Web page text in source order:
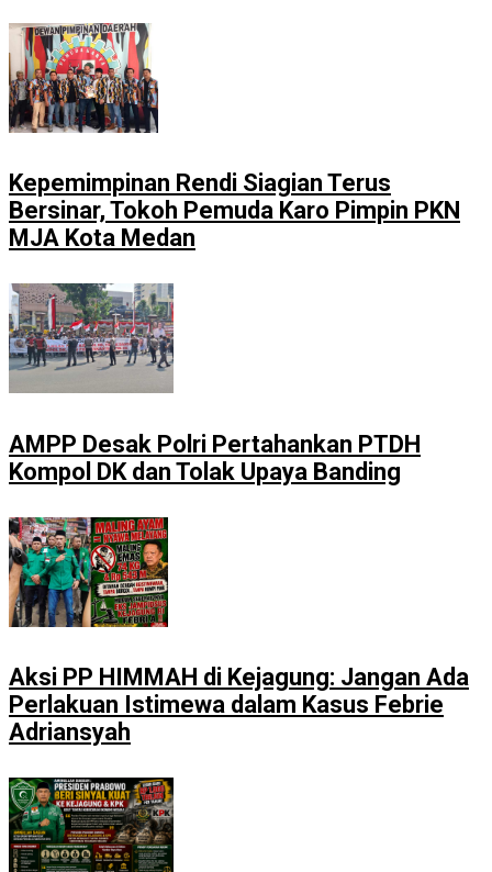
Kepemimpinan Rendi Siagian Terus
Bersinar, Tokoh Pemuda Karo Pimpin PKN
MJA Kota Medan
AMPP Desak Polri Pertahankan PTDH
Kompol DK dan Tolak Upaya Banding
Aksi PP HIMMAH di Kejagung: Jangan Ada
Perlakuan Istimewa dalam Kasus Febrie
Adriansyah